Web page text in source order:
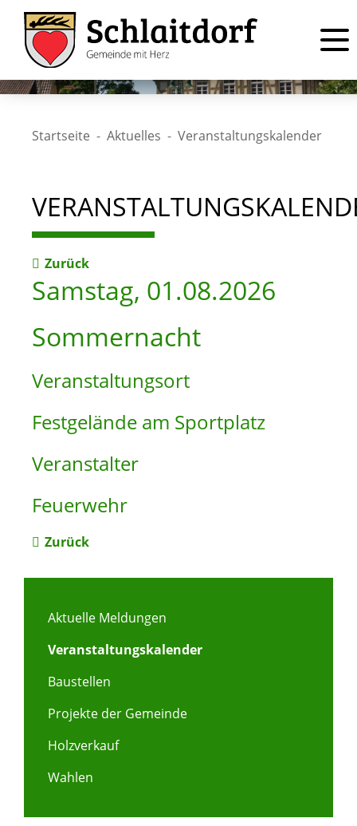
Startseite Aktuelles Veranstaltungskalender
Zurück
Samstag, 01.08.2026
Sommernacht
Veranstaltungsort
Festgelände am Sportplatz
Veranstalter
Feuerwehr
Zurück
Aktuelle Meldungen
Veranstaltungskalender
Baustellen
Projekte der Gemeinde
Holzverkauf
Wahlen